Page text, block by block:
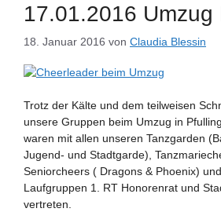
17.01.2016 Umzug
18. Januar 2016 von Claudia Blessin
Trotz der Kälte und dem teilweisen
unsere Gruppen beim Umzug in
waren mit allen unseren Tanzgarden
Jugend- und Stadtgarde),
Seniorcheers ( Dragons & Phoenix)
Laufgruppen 1. RT Honorenrat und
vertreten.